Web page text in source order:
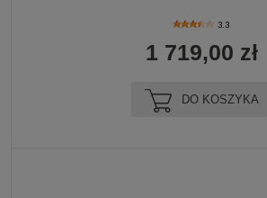
3.3
1 719,00 zł
DO KOSZYKA